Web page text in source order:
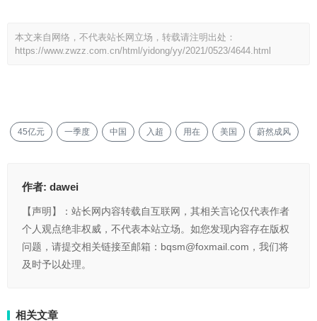
本文来自网络，不代表站长网立场，转载请注明出处：
https://www.zwzz.com.cn/html/yidong/yy/2021/0523/4644.html
45亿元 一季度 中国 入超 用在 美国 蔚然成风
作者: dawei
【声明】：站长网内容转载自互联网，其相关言论仅代表作者
个人观点绝非权威，不代表本站立场。如您发现内容存在版权
问题，请提交相关链接至邮箱：bqsm@foxmail.com，我们将
及时予以处理。
相关文章